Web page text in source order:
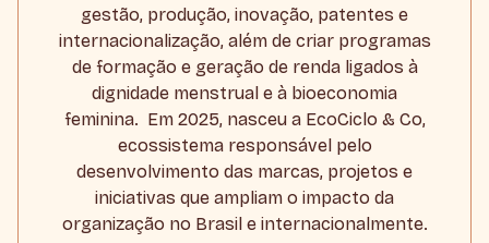
gestão, produção, inovação, patentes e
internacionalização, além de criar programas
de formação e geração de renda ligados à
dignidade menstrual e à bioeconomia
feminina. Em 2025, nasceu a EcoCiclo & Co,
ecossistema responsável pelo
desenvolvimento das marcas, projetos e
iniciativas que ampliam o impacto da
organização no Brasil e internacionalmente.